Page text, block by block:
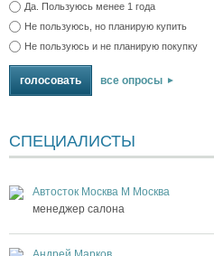
Да. Пользуюсь менее 1 года
Не пользуюсь, но планирую купить
Не пользуюсь и не планирую покупку
все опросы
СПЕЦИАЛИСТЫ
Автосток Москва М Москва
менеджер салона